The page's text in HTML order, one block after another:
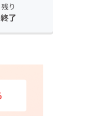
残り
終了